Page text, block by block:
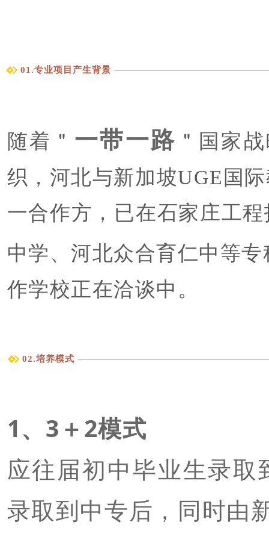
01 .专业项目产生背景
随着＂ 一带一路 ＂国家
织，河北与新加坡UGE国
一合作方，已在石家庄工
中学、河北众合育仁中等
作学校正在洽谈中。
02.培养模式
1、3＋2模式
应往届初中毕业生录
录取到中专后，同时由